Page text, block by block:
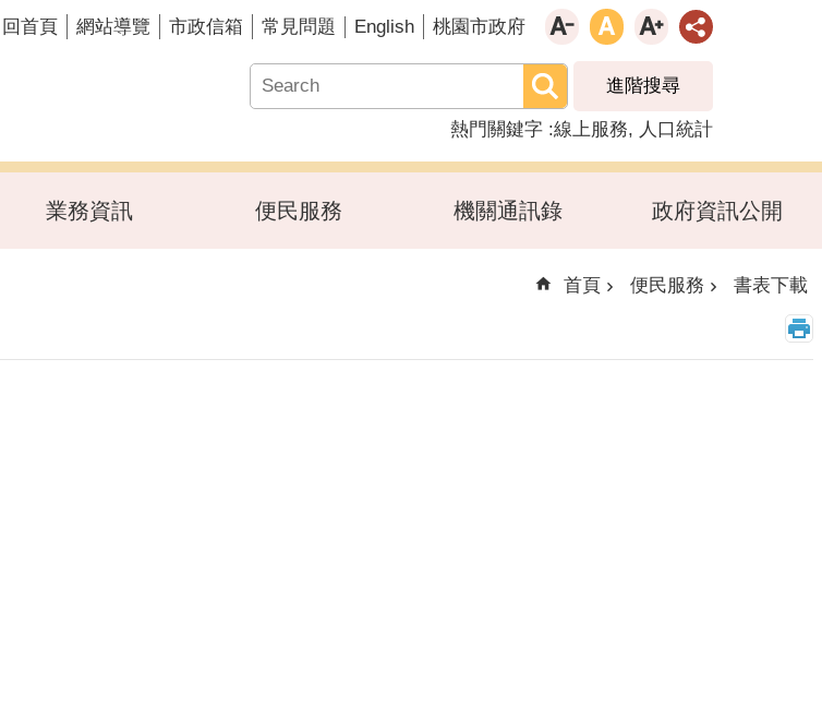
回首頁 網站導覽 市政信箱 常見問題 English 桃園市政府
進階搜尋
熱門關鍵字 線上服務 人口統計
業務資訊 便民服務 機關通訊錄 政府資訊公開
首頁 便民服務 書表下載